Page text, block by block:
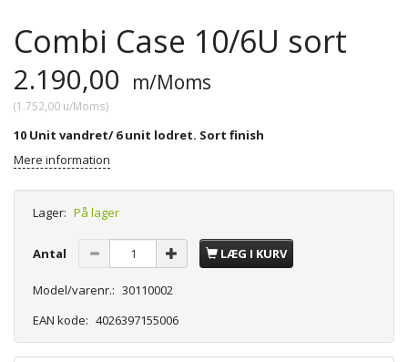
Combi Case 10/6U sort
2.190,00 m/Moms
(1.752,00 u/Moms)
10 Unit vandret/ 6 unit lodret. Sort finish
Mere information
Lager: På lager
Antal LÆG I KURV
Model/varenr.: 30110002
EAN kode: 4026397155006